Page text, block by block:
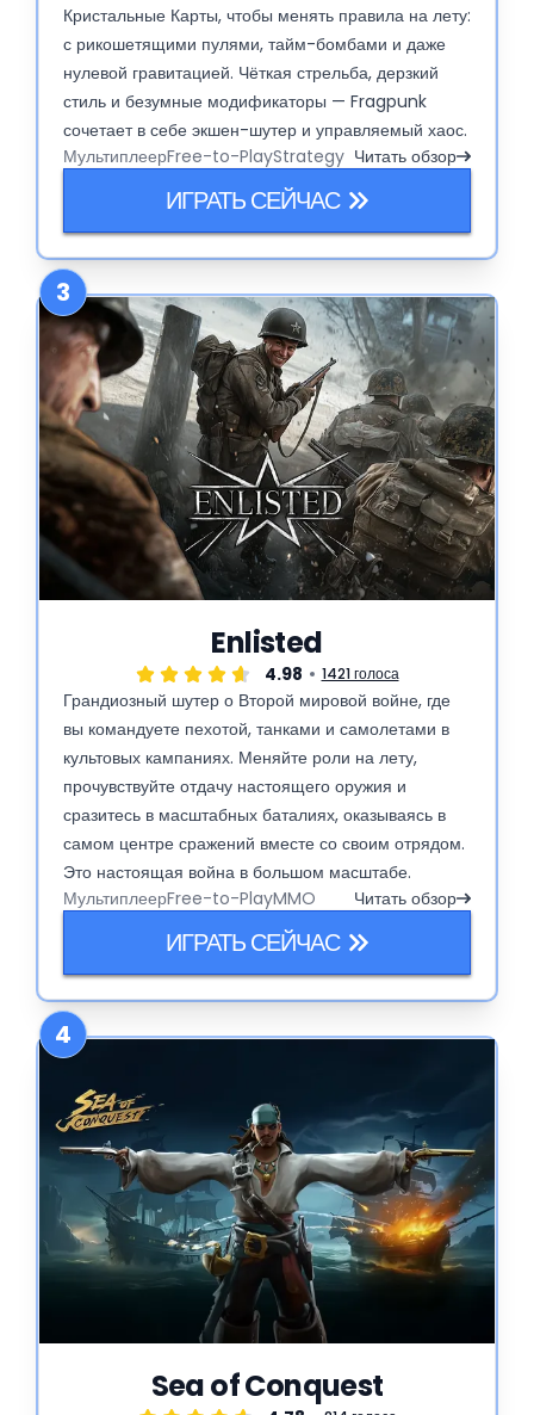
Кристальные Карты, чтобы менять правила на лету:
с рикошетящими пулями, тайм-бомбами и даже
нулевой гравитацией. Чёткая стрельба, дерзкий
стиль и безумные модификаторы — Fragpunk
сочетает в себе экшен-шутер и управляемый хаос.
МультиплеерFree-to-PlayStrategy Читать обзор
ИГРАТЬ СЕЙЧАС
3
Enlisted
4.98 1421 голоса
Грандиозный шутер о Второй мировой войне, где
вы командуете пехотой, танками и самолетами в
культовых кампаниях. Меняйте роли на лету,
прочувствуйте отдачу настоящего оружия и
сразитесь в масштабных баталиях, оказываясь в
самом центре сражений вместе со своим отрядом.
Это настоящая война в большом масштабе.
МультиплеерFree-to-PlayMMO Читать обзор
ИГРАТЬ СЕЙЧАС
4
Sea of Conquest